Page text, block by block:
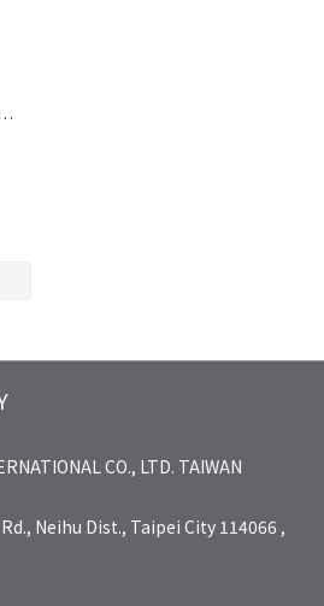
CO., LTD. TAIWAN
Neihu Dist., Taipei City 114066 ,